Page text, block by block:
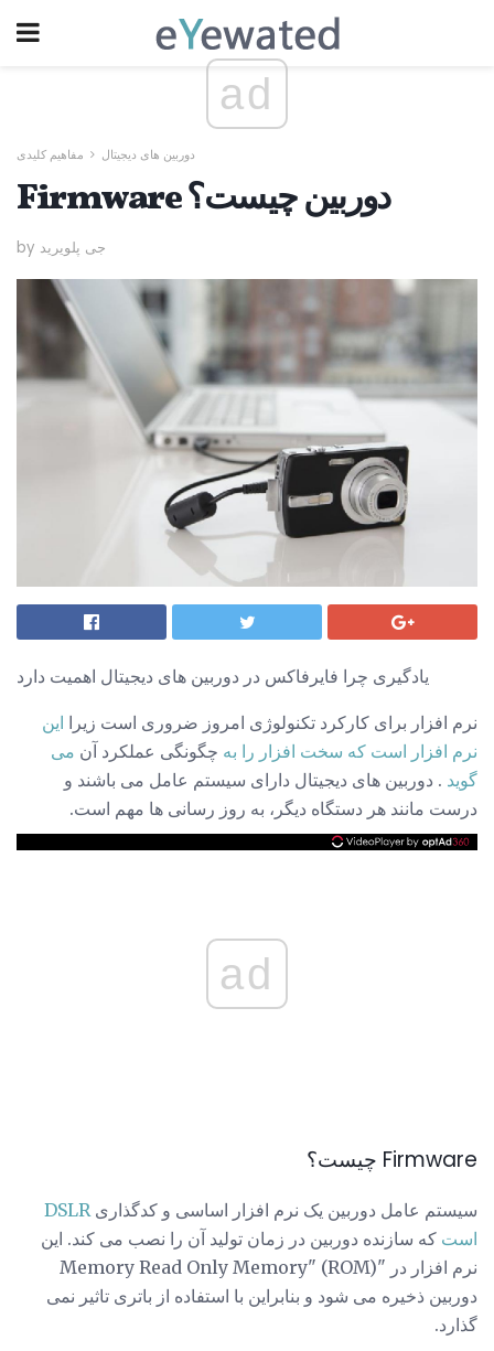
ad
دوربین های دیجیتال مفاهیم کلیدی
Firmware دوربین چیست؟
by جی پلویرید
یادگیری چرا فایرفاکس در دوربین های دیجیتال اهمیت دارد
نرم افزار برای کارکرد تکنولوژی امروز ضروری است زیرا این
نرم افزار است که سخت افزار را به چگونگی عملکرد آن می
گوید . دوربین های دیجیتال دارای سیستم عامل می باشند و
درست مانند هر دستگاه دیگر، به روز رسانی ها مهم است.
ad
Firmware چیست؟
سیستم عامل دوربین یک نرم افزار اساسی و کدگذاریDSLR
است که سازنده دوربین در زمان تولید آن را نصب می کند. این
نرم افزار در "Memory Read Only Memory" (ROM)
دوربین ذخیره می شود و بنابراین با استفاده از باتری تاثیر نمی
گذارد.